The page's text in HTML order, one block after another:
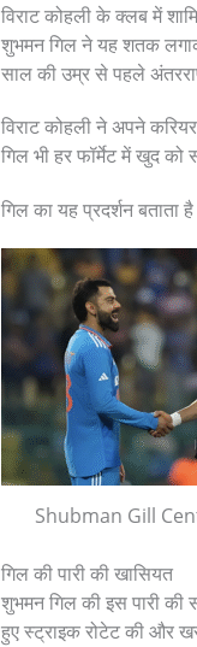
विराट कोहली के क्लब में
शुभमन गिल ने यह शतक
साल की उम्र से पहले
विराट कोहली ने अपने
गिल भी हर फॉर्मेट में खुद
गिल का यह प्रदर्शन बताता
Shubman Gill
गिल की पारी की खासियत
शुभमन गिल की इस पारी
हुए स्ट्राइक रोटेट की और